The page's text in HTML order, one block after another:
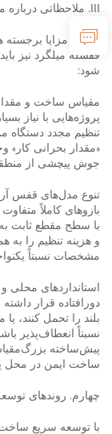
III. ملاحظاتی درباره محدودیت‌های منطقی و محدوده کاربرد
اگرچه مزایا برجسته
قفسله میلگرد نیز
شود:
مقیاس ساخت و مقدار
پروژه‌هایی با نیاز
تنظیم مجدد دستگاه
«مقدار بحرانی کار»
جوش پیچشی از
تنوع مدل‌های قفس
بازوهای کاملاً
با سطح مقطع ثابت
و هزینه تنظیم را به
مشخصات نسبتاً
استانداردهای محلی
دورافتاده قرار
بلند را تحمل کنند،
نسبتاً انعطاف‌پذیر
پیش‌ساخته
ساخت ایمن در محل
چهارم. روندهای
با توسعه سریع